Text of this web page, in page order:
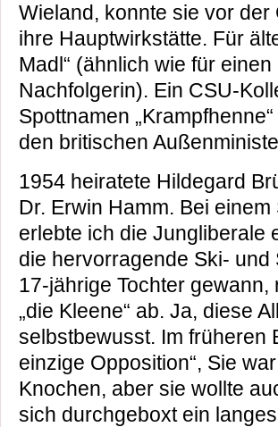
Wieland, konnte sie vor
ihre Hauptwirkstätte. Für
Madl“ (ähnlich wie für
Nachfolgerin). Ein CSU-
Spottnamen
den britischen
1954 heiratete Hildegard
Dr. Erwin Hamm. Bei
erlebte ich die Jungliberale
die hervorragende Ski-
17-jährige Tochter
„die Kleene“ ab. Ja, diese
selbstbewusst. Im früheren
einzige Opposition“, Sie
Knochen, aber sie wollte
sich durchgeboxt ein